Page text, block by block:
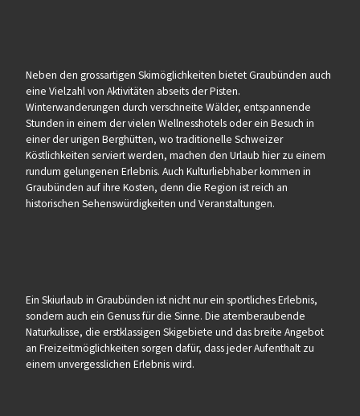
Neben den grossartigen Skimöglichkeiten bietet Graubünden auch
eine Vielzahl von Aktivitäten abseits der Pisten.
Winterwanderungen durch verschneite Wälder, entspannende
Stunden in einem der vielen Wellnesshotels oder ein Besuch in
einer der urigen Berghütten, wo traditionelle Schweizer
Köstlichkeiten serviert werden, machen den Urlaub hier zu einem
rundum gelungenen Erlebnis. Auch Kulturliebhaber kommen in
Graubünden auf ihre Kosten, denn die Region ist reich an
historischen Sehenswürdigkeiten und Veranstaltungen.
Ein Skiurlaub in Graubünden ist nicht nur ein sportliches Erlebnis,
sondern auch ein Genuss für die Sinne. Die atemberaubende
Naturkulisse, die erstklassigen Skigebiete und das breite Angebot
an Freizeitmöglichkeiten sorgen dafür, dass jeder Aufenthalt zu
einem unvergesslichen Erlebnis wird.